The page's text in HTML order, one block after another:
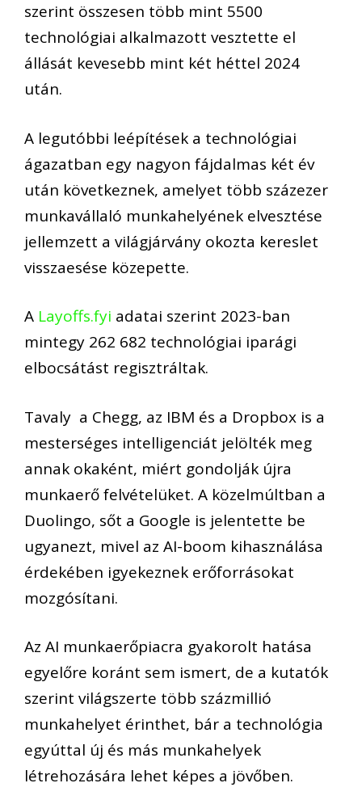
szerint összesen több mint 5500
technológiai alkalmazott vesztette el
állását kevesebb mint két héttel 2024
után.
A legutóbbi leépítések a technológiai
ágazatban egy nagyon fájdalmas két év
után következnek, amelyet több százezer
munkavállaló munkahelyének elvesztése
jellemzett a világjárvány okozta kereslet
visszaesése közepette.
A Layoffs.fyi adatai szerint 2023-ban
mintegy 262 682 technológiai iparági
elbocsátást regisztráltak.
Tavaly a Chegg, az IBM és a Dropbox is a
mesterséges intelligenciát jelölték meg
annak okaként, miért gondolják újra
munkaerő felvételüket. A közelmúltban a
Duolingo, sőt a Google is jelentette be
ugyanezt, mivel az AI-boom kihasználása
érdekében igyekeznek erőforrásokat
mozgósítani.
Az AI munkaerőpiacra gyakorolt hatása
egyelőre koránt sem ismert, de a kutatók
szerint világszerte több százmillió
munkahelyet érinthet, bár a technológia
egyúttal új és más munkahelyek
létrehozására lehet képes a jövőben.